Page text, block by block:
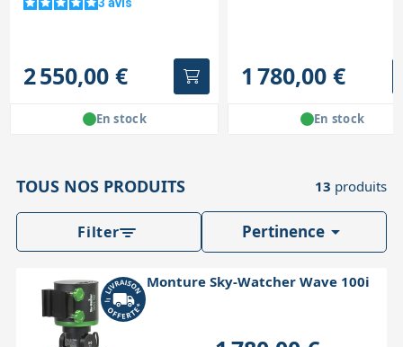
2 550,00 €
En stock
1 780,00 €
En stock
TOUS NOS PRODUITS 13 produits
Filter Pertinence 
Monture Sky-Watcher Wave 100i